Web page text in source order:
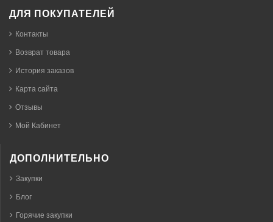
ДЛЯ ПОКУПАТЕЛЕЙ
Контакты
Возврат товара
История заказов
Карта сайта
Отзывы
Мой Кабинет
ДОПОЛНИТЕЛЬНО
Закупки
Блог
Горячие закупки